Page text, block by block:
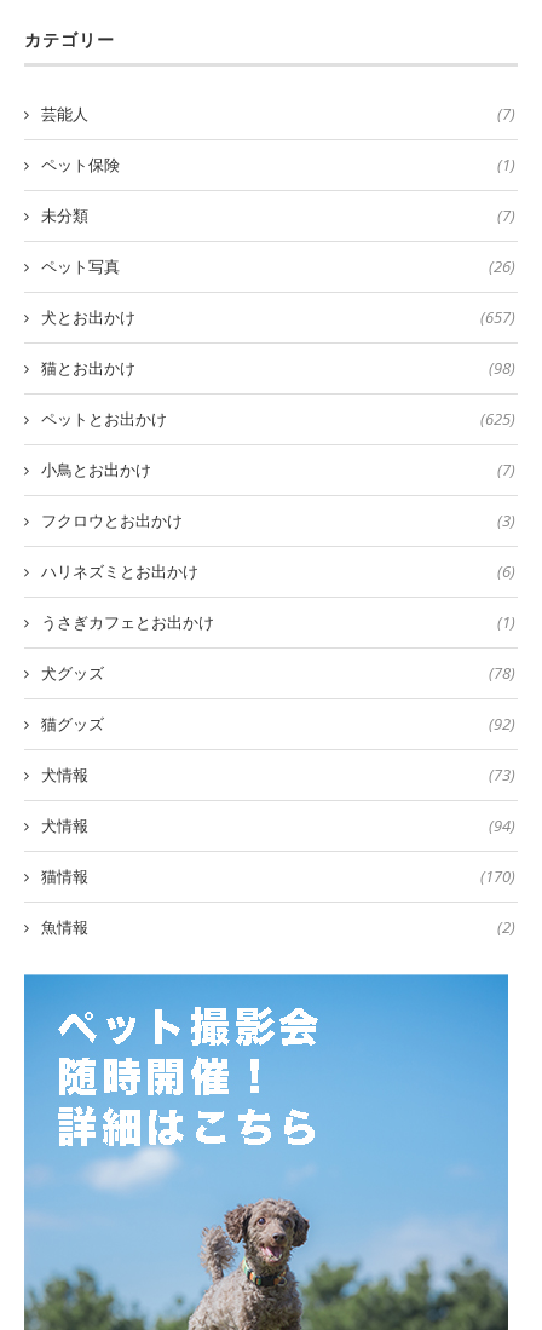
カテゴリー
芸能人 (7)
ペット保険 (1)
未分類 (7)
ペット写真 (26)
犬とお出かけ (657)
猫とお出かけ (98)
ペットとお出かけ (625)
小鳥とお出かけ (7)
フクロウとお出かけ (3)
ハリネズミとお出かけ (6)
うさぎカフェとお出かけ (1)
犬グッズ (78)
猫グッズ (92)
犬情報 (73)
犬情報 (94)
猫情報 (170)
魚情報 (2)